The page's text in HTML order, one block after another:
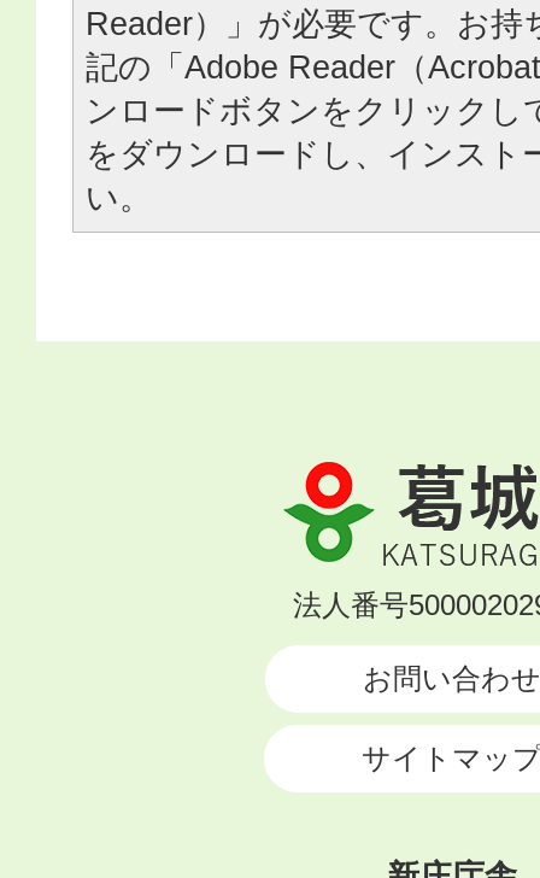
Reader）」が必要です。お持
記の「Adobe Reader（
ンロードボタンをクリックし
をダウンロードし、インスト
い。
葛
城
市
KATSURAGI
法人番号
お問い合わせ
サイトマッ